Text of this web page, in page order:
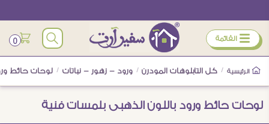
ÿ القائمة 0
الرئيسية / كل التابلوهات المودرن / ورود - زهور - نباتات / لوحات حائط
لوحات حائط ورود باللون الذهبى بلمسات فنية